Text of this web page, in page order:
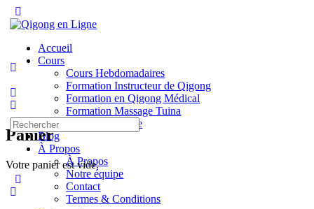
Side
Accueil
Cours
Cours Hebdomadaires
Formation Instructeur de Qigong
Formation en Qigong Médical
Formation Massage Tuina
Voyage en Chine
Blog
À Propos
À Propos
Notre équipe
Contact
Termes & Conditions
Panier
Votre panier est vide.
Recherche
pour: